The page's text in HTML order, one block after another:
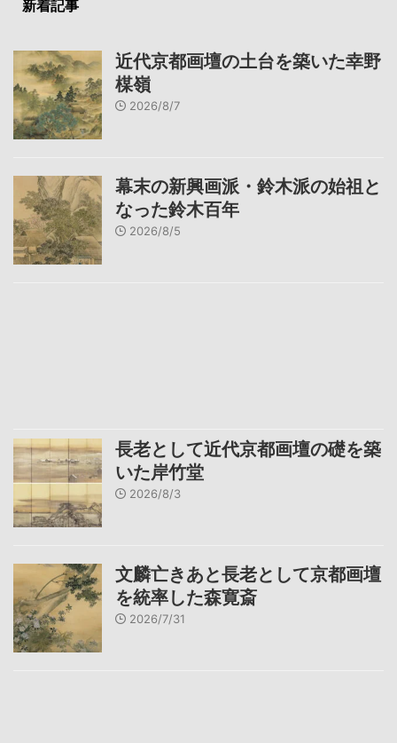
新着記事
近代京都画壇の土台を築いた幸野
楳嶺
2026/8/7
幕末の新興画派・鈴木派の始祖と
なった鈴木百年
2026/8/5
長老として近代京都画壇の礎を築
いた岸竹堂
2026/8/3
文麟亡きあと長老として京都画壇
を統率した森寛斎
2026/7/31